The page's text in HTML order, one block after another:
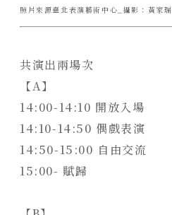
照片來源臺北表演藝術中心_攝影：黃家瑞
共演出兩場次
【A】
14:00-14:10 開放入場
14:10-14:50 偶戲表演
14:50-15:00 自由交流
15:00- 賦歸